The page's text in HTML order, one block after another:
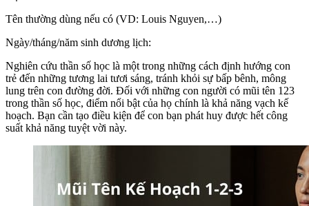
Tên thường dùng nếu có (VD: Louis Nguyen,…)
Ngày/tháng/năm sinh dương lịch:
Nghiên cứu thần số học là một trong những cách định hướng con
trẻ đến những tương lai tươi sáng, tránh khỏi sự bấp bênh, mông
lung trên con đường đời. Đối với những con người có mũi tên 123
trong thần số học, điểm nổi bật của họ chính là khả năng vạch kế
hoạch. Bạn cần tạo điều kiện để con bạn phát huy được hết công
suất khả năng tuyệt vời này.